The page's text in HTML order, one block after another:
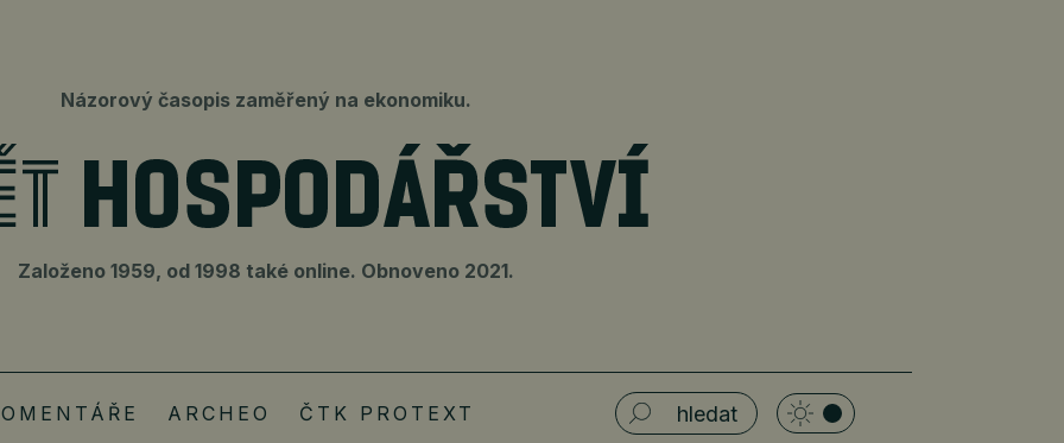
Názorový časopis zaměřený na ekonomiku.
Založeno 1959, od 1998 také online. Obnoveno 2021.
ARCHEO ČTK PROTEXT